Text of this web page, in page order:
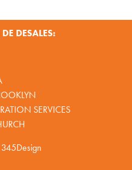
DESALES:
SERVICES
345Design